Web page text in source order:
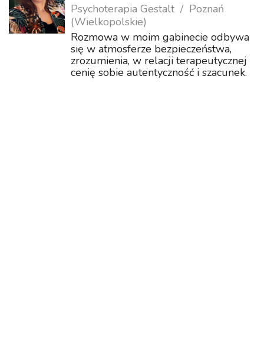
Psychoterapia Gestalt
Poznań
(Wielkopolskie)
Rozmowa w moim gabinecie odbywa
się w atmosferze bezpieczeństwa,
zrozumienia, w relacji terapeutycznej
cenię sobie autentyczność i szacunek.